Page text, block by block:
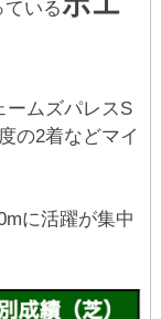
いる
ームズパレスS
の2着などマイ
に活躍が集中